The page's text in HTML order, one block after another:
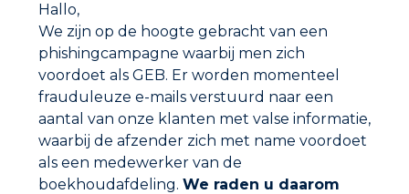
SMEERMIDDEL VOOR SILICONE
Hallo,
We zijn op de hoogte gebracht van een
phishingcampagne waarbij men zich
voordoet als GEB. Er worden momenteel
frauduleuze e-mails verstuurd naar een
aantal van onze klanten met valse informatie,
waarbij de afzender zich met name voordoet
als een medewerker van de
boekhoudafdeling. We raden u daarom